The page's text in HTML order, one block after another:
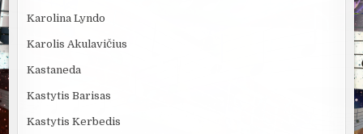
Karolina Lyndo
Karolis Akulavičius
Kastaneda
Kastytis Barisas
Kastytis Kerbedis